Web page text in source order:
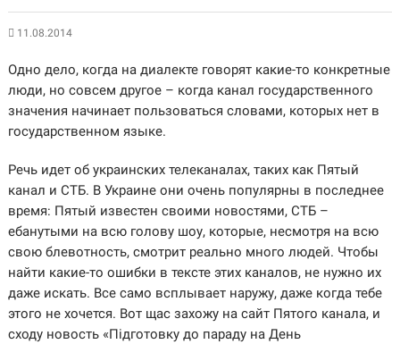
11.08.2014
Одно дело, когда на диалекте говорят какие-то конкретные
люди, но совсем другое – когда канал государственного
значения начинает пользоваться словами, которых нет в
государственном языке.
Речь идет об украинских телеканалах, таких как Пятый
канал и СТБ. В Украине они очень популярны в последнее
время: Пятый известен своими новостями, СТБ –
ебанутыми на всю голову шоу, которые, несмотря на всю
свою блевотность, смотрит реально много людей. Чтобы
найти какие-то ошибки в тексте этих каналов, не нужно их
даже искать. Все само всплывает наружу, даже когда тебе
этого не хочется. Вот щас захожу на сайт Пятого канала, и
сходу новость «Підготовку до параду на День